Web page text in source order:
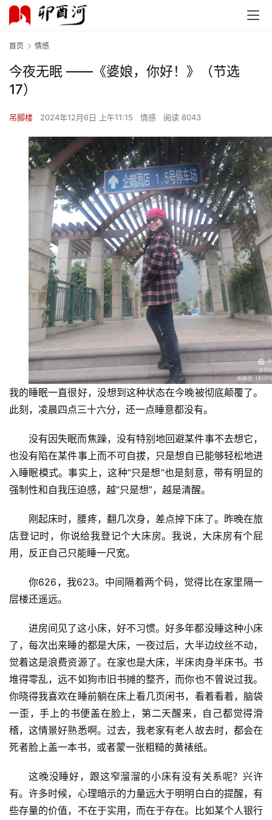
首页 情感
今夜无眠 ——《婆娘，你好！》（节选
17）
吊脚楼 2024年12月6日 上午11:15 情感 阅读 8043
我的睡眠一直很好，没想到这种状态在今晚被彻底颠覆了。
此刻，凌晨四点三十六分，还一点睡意都没有。
没有因失眠而焦躁，没有特别地回避某件事不去想它，
也没有陷在某件事上而不可自拔，只是想自已能够轻松地进
入睡眠模式。事实上，这种“只是想”也是刻意，带有明显的
强制性和自我压迫感，越“只是想”，越是清醒。
刚起床时，腰疼，翻几次身，差点掉下床了。昨晚在旅
店登记时，你说给我登记个大床房。我说，大床房有个屁
用，反正自己只能睡一尺宽。
你626，我623。中间隔着两个码，觉得比在家里隔一
层楼还遥远。
进房间见了这小床，好不习惯。好多年都没睡这种小床
了，每次出来睡的都是大床，一夜过后，大半边纹丝不动，
觉着这是浪费资源了。在家也是大床，半床肉身半床书。书
堆得零乱，远不如狗市旧书摊的整齐，而你也不曾说过我。
你晓得我喜欢在睡前躺在床上看几页闲书，看着看着，脑袋
一歪，手上的书便盖在脸上，第二天醒来，自己都觉得滑
稽，这情景好熟悉啊。过去，我老家有老人故去时，都会在
死者脸上盖一本书，或者蒙一张粗糙的黄裱纸。
这晚没睡好，跟这窄溜溜的小床有没有关系呢？兴许
有。许多时候，心理暗示的力量远大于明明白白的提醒，有
些存量的价值，不在于实用，而在于存在。比如某个人银行